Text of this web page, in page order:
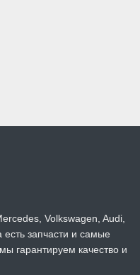
Volkswagen, Audi,
есть запчасти и самые
гарантируем качество и